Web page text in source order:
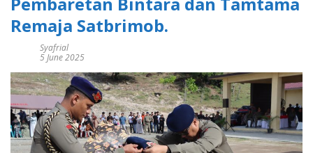
Remaja Satbrimob.
Syafrial
5 June 2025